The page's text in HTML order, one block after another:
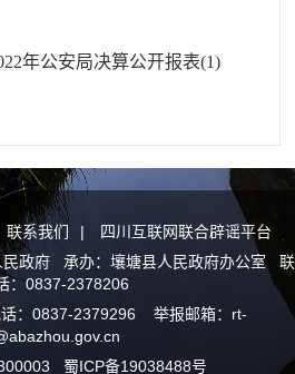
年公安局决算公开报表(1)
联系我们 |
四川互联网联合辟谣平台
民政府 承办：壤塘县人民政府办公室 联
：0837-2378206
话：0837-2379296 举报邮箱：rt-
蜀ICP备19038488号